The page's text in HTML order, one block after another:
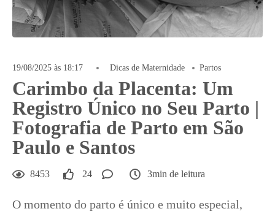
19/08/2025 às 18:17 Dicas de Maternidade Partos
Carimbo da Placenta: Um
Registro Único no Seu Parto |
Fotografia de Parto em São
Paulo e Santos
8453 24 3min de leitura
O momento do parto é único e muito especial,